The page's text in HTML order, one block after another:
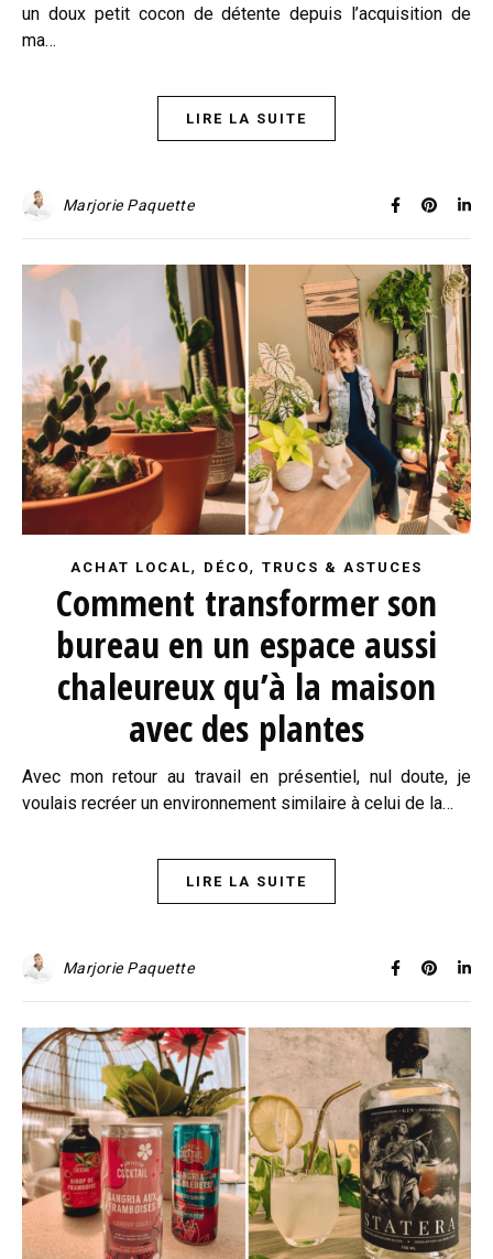
un doux petit cocon de détente depuis l’acquisition de
ma…
LIRE LA SUITE
Marjorie Paquette
ACHAT LOCAL, DÉCO, TRUCS & ASTUCES
Comment transformer son
bureau en un espace aussi
chaleureux qu’à la maison
avec des plantes
Avec mon retour au travail en présentiel, nul doute, je
voulais recréer un environnement similaire à celui de la…
LIRE LA SUITE
Marjorie Paquette